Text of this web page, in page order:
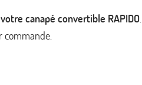
canapé convertible RAPIDO.
commande.